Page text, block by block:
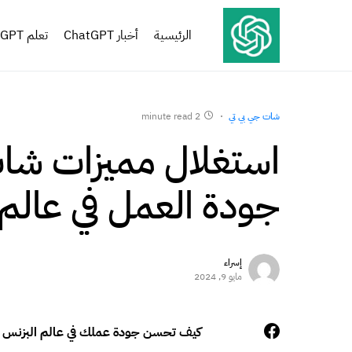
الرئيسية أخبار ChatGPT تعلم ChatGPT
شات جي بي تي 2 minute read
استغلال مميزات
جودة العمل في
إسراء
مايو 9, 2024
كيف تحسن جودة عملك في عالم